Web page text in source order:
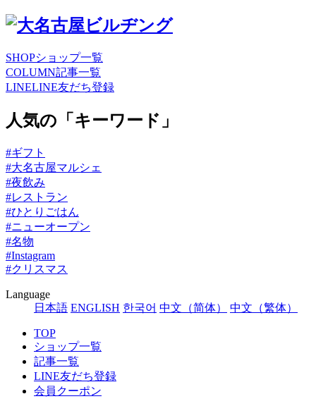
SHOPショップ一覧
COLUMN記事一覧
LINELINE友だち登録
人気の「キーワード」
#ギフト
#大名古屋マルシェ
#夜飲み
#レストラン
#ひとりごはん
#ニューオープン
#名物
#Instagram
#クリスマス
Language
日本語 ENGLISH 한국어 中文（简体） 中文（繁体）
TOP
ショップ一覧
記事一覧
LINE友だち登録
会員クーポン